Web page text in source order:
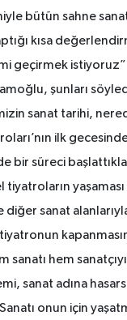
bütün sahne
kısa
geçirmek
şunları
sanat tarihi,
ilk
bir süreci
sanat
sanatı hem
sanat adına
onun için